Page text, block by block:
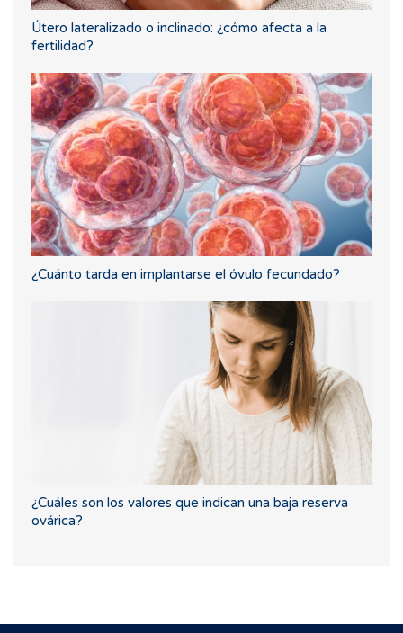
Útero lateralizado o inclinado: ¿cómo afecta a la
fertilidad?
¿Cuánto tarda en implantarse el óvulo fecundado?
¿Cuáles son los valores que indican una baja reserva
ovárica?